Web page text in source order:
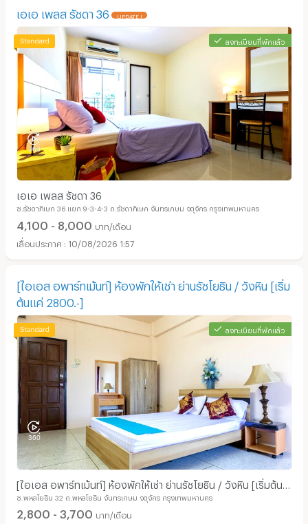
เอเอ เพลส รัชดา 36 UPDATE !
ลงทะเบียนที่พักแล้ว
เอเอ เพลส รัชดา 36
ซ.รัชดาภิเษก 36 แยก 9-3-4-3 ถ.รัชดาภิเษก จันทรเกษม จตุจักร กรุงเทพมหานคร
4,100 - 8,000 บาท/เดือน
10/08/2026 1:57
[ไอเอส อพาร์ทเม้นท์] ห้องพักให้เช่า ย่านรัชโยธิน / วังหิน [เริ่ม
ต้นแค่ 2800.-]
ลงทะเบียนที่พักแล้ว
[ไอเอส อพาร์ทเม้นท์] ห้องพักให้เช่า ย่านรัชโยธิน / วังหิน [เริ่มต้น
แค่ 2800.-]
ซ.พหลโยธิน 32 ถ.พหลโยธิน จันทรเกษม จตุจักร กรุงเทพมหานคร
2,800 - 3,700 บาท/เดือน